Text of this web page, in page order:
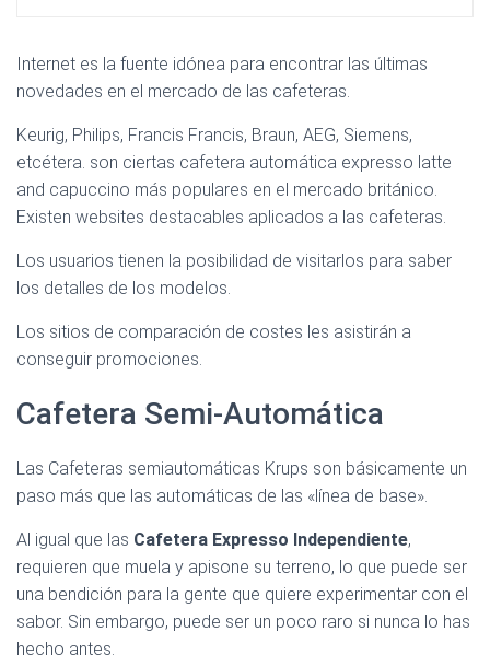
Internet es la fuente idónea para encontrar las últimas
novedades en el mercado de las cafeteras.
Keurig, Philips, Francis Francis, Braun, AEG, Siemens,
etcétera. son ciertas cafetera automática expresso latte
and capuccino más populares en el mercado británico.
Existen websites destacables aplicados a las cafeteras.
Los usuarios tienen la posibilidad de visitarlos para saber
los detalles de los modelos.
Los sitios de comparación de costes les asistirán a
conseguir promociones.
Cafetera Semi-Automática
Las Cafeteras semiautomáticas Krups son básicamente un
paso más que las automáticas de las «línea de base».
Al igual que las Cafetera Expresso Independiente,
requieren que muela y apisone su terreno, lo que puede ser
una bendición para la gente que quiere experimentar con el
sabor. Sin embargo, puede ser un poco raro si nunca lo has
hecho antes.